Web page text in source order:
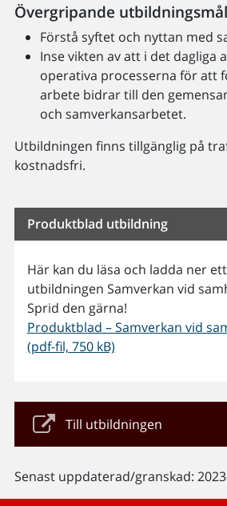
Övergripande utbildningsmål
Förstå syftet och nyttan med
Inse vikten av att i det dagliga
operativa processerna för att
arbete bidrar till den
och samverkansarbetet.
Utbildningen finns tillgänglig på
kostnadsfri.
Produktblad utbildning
Här kan du läsa och ladda ner
utbildningen Samverkan vid
Sprid den gärna!
Produktblad – Samverkan vid
(pdf-fil, 750 kB)
Till utbildningen
Senast uppdaterad/granskad: